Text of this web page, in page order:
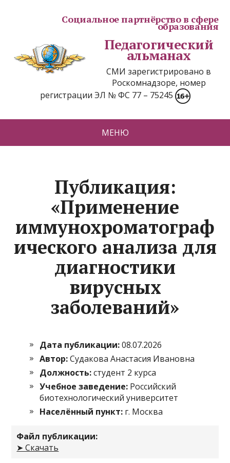
Социальное партнёрство в сфере
образования
Педагогический
альманах
СМИ зарегистрировано в
Роскомнадзоре, номер
регистрации ЭЛ № ФС 77 – 75245
МЕНЮ
Публикация:
«Применение
иммунохроматограф
ического анализа для
диагностики
вирусных
заболеваний»
Дата публикации:08.07.2026
Автор:Судакова Анастасия Ивановна
Должность:студент 2 курса
Учебное заведение: Российский
биотехнологический университет
Населённый пункт: г. Москва
Файл публикации:
➤ Скачать